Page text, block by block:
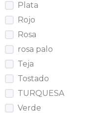
Plata
Rojo
Rosa
rosa palo
Teja
Tostado
TURQUESA
Verde